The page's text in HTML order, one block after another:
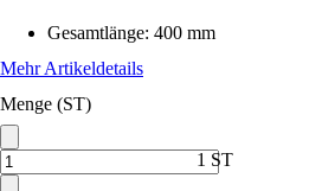
Gesamtlänge: 400 mm
Mehr Artikeldetails
Menge (ST)
1 ST